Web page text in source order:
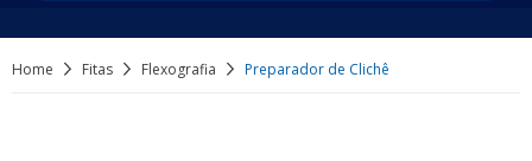
Home Fitas Flexografia Preparador de Clichê